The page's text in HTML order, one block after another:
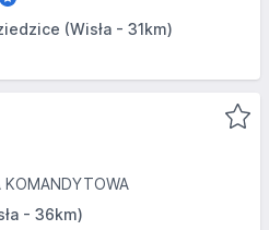
(Wisła - 31km)
KOMANDYTOWA
- 36km)